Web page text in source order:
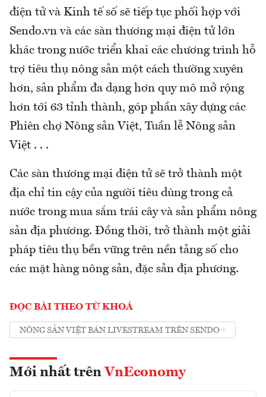
điện tử và Kinh tế số sẽ tiếp tục phối hợp với
Sendo.vn và các sàn thương mại điện tử lớn
khác trong nước triển khai các chương trình hỗ
trợ tiêu thụ nông sản một cách thường xuyên
hơn, sản phẩm đa dạng hơn quy mô mở rộng
hơn tới 63 tỉnh thành, góp phần xây dựng các
Phiên chợ Nông sản Việt, Tuần lễ Nông sản
Việt . . .
Các sàn thương mại điện tử sẽ trở thành một
địa chỉ tin cậy của người tiêu dùng trong cả
nước trong mua sắm trái cây và sản phẩm nông
sản địa phương. Đồng thời, trở thành một giải
pháp tiêu thụ bền vững trên nền tảng số cho
các mặt hàng nông sản, đặc sản địa phương.
ĐỌC BÀI THEO TỪ KHOÁ
NÔNG SẢN VIỆT BÁN LIVESTREAM TRÊN SENDO
Mới nhất trên VnEconomy